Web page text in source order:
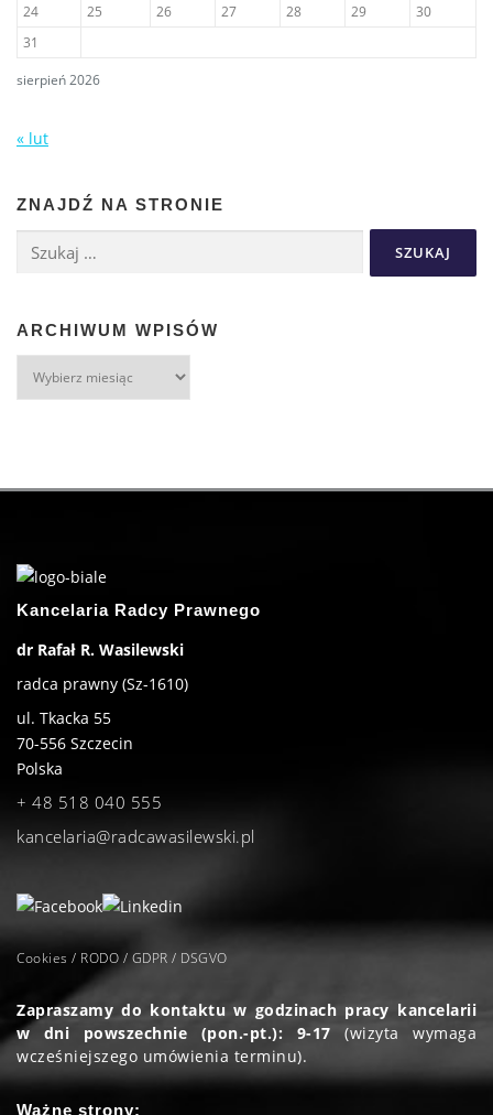
sierpień 2026
24
25 26 27 28 29
30
31
« lut
ZNAJDŹ NA STRONIE
ARCHIWUM WPISÓW
Kancelaria Radcy Prawnego
dr Rafał R. Wasilewski
radca prawny (Sz-1610)
ul. Tkacka 55
70-556 Szczecin
Polska
+ 48 518 040 555
kancelaria@radcawasilewski.pl
Cookies / RODO / GDPR / DSGVO
Zapraszamy do kontaktu w godzinach pracy kancelarii
w dni powszechnie (pon.-pt.): 9-17 (wizyta wymaga
wcześniejszego umówienia terminu).
Ważne strony: